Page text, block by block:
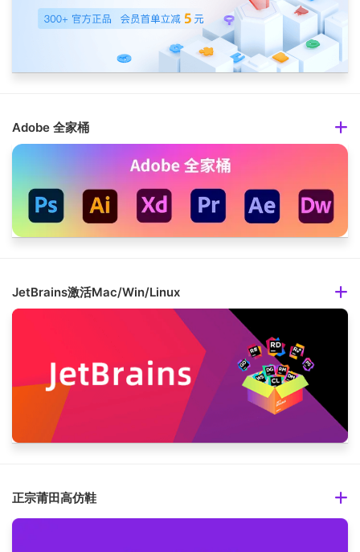
Adobe 全家桶
JetBrains激活Mac/Win/Linux
正宗莆田高仿鞋